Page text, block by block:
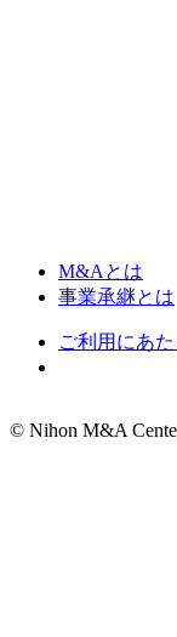
M&Aとは
事業承継とは
ご利用にあ
© Nihon M&A